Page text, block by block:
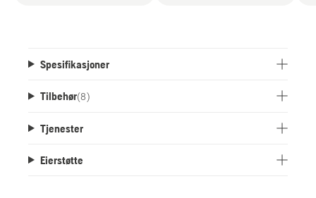
Spesifikasjoner
Tilbehør(8)
Tjenester
Eierstøtte